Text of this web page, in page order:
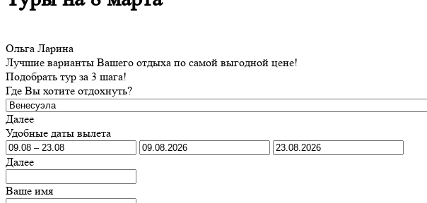
Ольга Ларина
Лучшие варианты Вашего отдыха по самой выгодной цене!
Подобрать тур за 3 шага!
Где Вы хотите отдохнуть?
Далее
Удобные даты вылета
Далее
Ваше имя